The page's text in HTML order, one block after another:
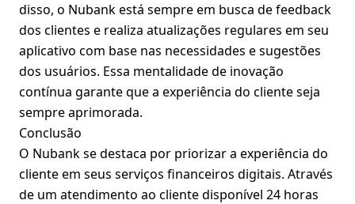
disso, o Nubank está sempre em busca de feedback
dos clientes e realiza atualizações regulares em seu
aplicativo com base nas necessidades e sugestões
dos usuários. Essa mentalidade de inovação
contínua garante que a experiência do cliente seja
sempre aprimorada.
Conclusão
O Nubank se destaca por priorizar a experiência do
cliente em seus serviços financeiros digitais. Através
de um atendimento ao cliente disponível 24 horas